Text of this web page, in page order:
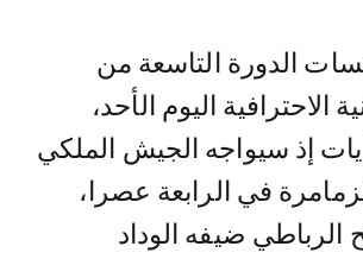
الدورة التاسعة من
الاحترافية اليوم الأحد،
3 مبارايات إذ سيواجه الجيش الملكي
في الرابعة عصرا،
الرباطي ضيفه الوداد